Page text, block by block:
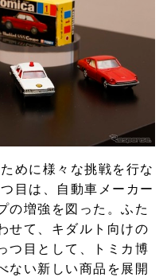
めに様々な挑戦を行な
目は、自動車メーカー
の増強を図った。ふた
せて、キダルト向けの
つ目として、トミカ博
ない新しい商品を展開